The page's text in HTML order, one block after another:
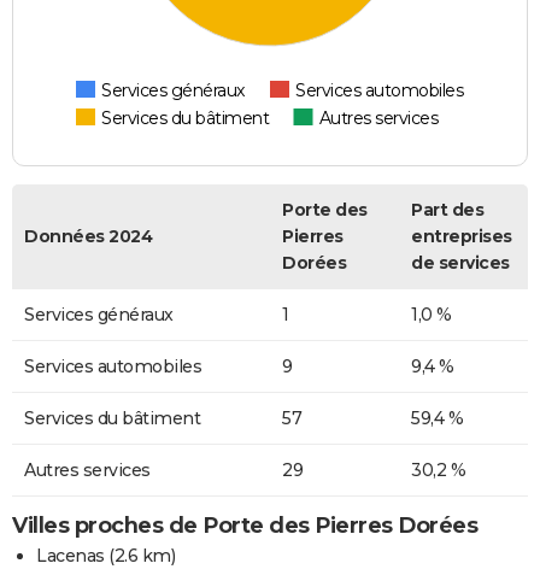
Services généraux
Services automobiles
Services du bâtiment
Autres services
Données 2024
Porte des
Pierres
Dorées
Part des
entreprises
de services
Services généraux 1 1,0 %
Services automobiles 9 9,4 %
Services du bâtiment 57 59,4 %
Autres services 29 30,2 %
Villes proches de Porte des Pierres Dorées
Lacenas (2.6 km)